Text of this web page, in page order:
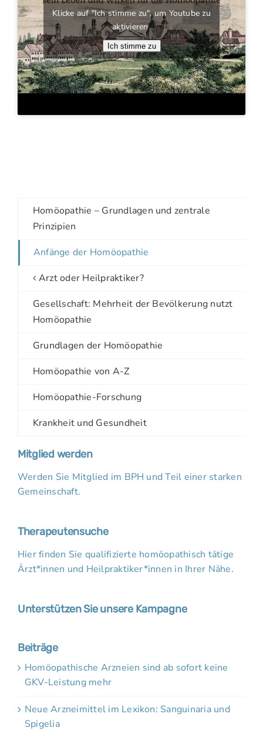
Klicke auf "Ich stimme zu", um Youtube zu
aktivieren
Ich stimme zu
Homöopathie – Grundlagen und zentrale
Prinzipien
Anfänge der Homöopathie
Arzt oder Heilpraktiker?
Gesellschaft: Mehrheit der Bevölkerung nutzt
Homöopathie
Grundlagen der Homöopathie
Homöopathie von A-Z
Homöopathie-Forschung
Krankheit und Gesundheit
Mitglied werden
Werden Sie Mitglied im BPH und Teil einer starken
Gemeinschaft.
Therapeutensuche
Hier finden Sie qualifizierte homöopathisch tätige
Ärzt*innen und Heilpraktiker*innen in Ihrer Nähe.
Unterstützen Sie unsere Kampagne
Beiträge
Homöopathische Arzneien sind ab sofort keine
GKV-Leistung mehr
Neue Arzneimittel im Lexikon: Sanguinaria und
Spigelia